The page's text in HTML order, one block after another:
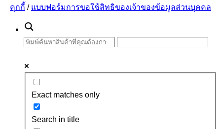
คุกกี้ / แบบฟอร์มการขอใช้สิทธิของเจ้าของข้อมูลส่วนบุคคล
Exact matches only
Search in title